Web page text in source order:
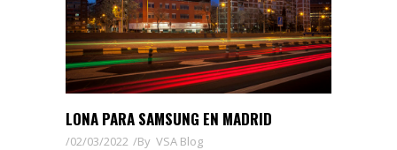
LONA PARA SAMSUNG EN MADRID
02/03/2022 By VSA Blog